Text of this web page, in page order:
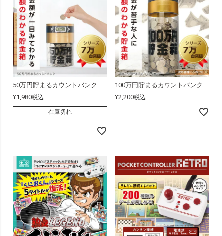
50万円貯まるカウントバンク
¥1,980税込
在庫切れ
100万円貯まるカウントバンク
¥2,200税込